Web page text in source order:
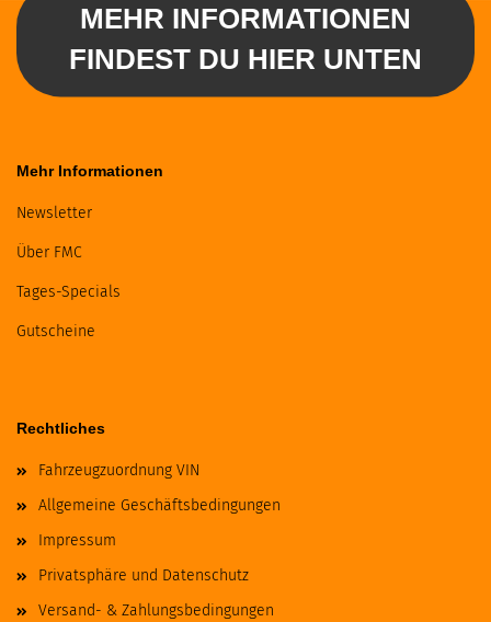
MEHR INFORMATIONEN
FINDEST DU HIER UNTEN
Mehr Informationen
Newsletter
Über FMC
Tages-Specials
Gutscheine
Rechtliches
Fahrzeugzuordnung VIN
Allgemeine Geschäftsbedingungen
Impressum
Privatsphäre und Datenschutz
Versand- & Zahlungsbedingungen